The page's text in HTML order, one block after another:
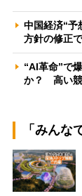
中国経済“
方針の修正
“AI革命”で
か？ 高い競
「みんな